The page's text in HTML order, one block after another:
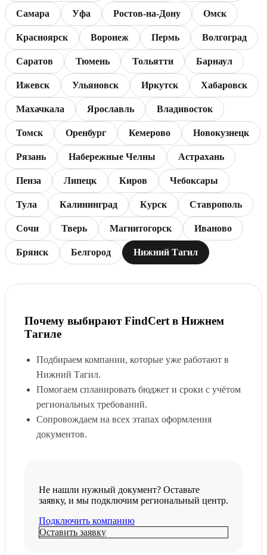
Самара Уфа Ростов-на-Дону Омск
Красноярск Воронеж Пермь Волгоград
Саратов Тюмень Тольятти Барнаул
Ижевск Ульяновск Иркутск Хабаровск
Махачкала Ярославль Владивосток
Томск Оренбург Кемерово Новокузнецк
Рязань Набережные Челны Астрахань
Пенза Липецк Киров Чебоксары
Тула Калининград Курск Ставрополь
Сочи Тверь Магнитогорск Иваново
Брянск Белгород Нижний Тагил
Почему выбирают FindCert в Нижнем
Тагиле
Подбираем компании, которые уже работают в
Нижний Тагил.
Помогаем спланировать бюджет и сроки с учётом
региональных требований.
Сопровождаем на всех этапах оформления
документов.
Не нашли нужный документ? Оставьте
заявку, и мы подключим региональный центр.
Подключить компанию
Оставить заявку